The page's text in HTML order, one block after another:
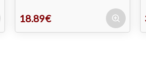
18.89€